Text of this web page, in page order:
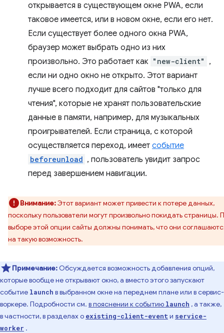
открывается в существующем окне PWA, если
таковое имеется, или в новом окне, если его нет.
Если существует более одного окна PWA,
браузер может выбрать одно из них
произвольно. Это работает как "new-client"
,
если ни одно окно не открыто. Этот вариант
лучше всего подходит для сайтов "только для
чтения", которые не хранят пользовательские
данные в памяти, например, для музыкальных
проигрывателей. Если страница, с которой
осуществляется переход, имеет событие
beforeunload , пользователь увидит запрос
перед завершением навигации.
Внимание:Этот вариант может привести к потере данных,
поскольку пользователи могут произвольно покидать страницы.
выборе этой опции сайты должны понимать, что они
на такую ​​возможность.
Примечание: Обсуждается возможность добавления опций,
которые вообще не открывают окно, а вместо этого запускают
событие launch в выбранном окне на переднем плане или в сервис-
воркере. Подробности см. в пояснении к событию launch , а также,
в частности, в разделах о existing-client-event и service-
worker .